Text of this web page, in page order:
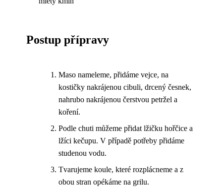
Postup přípravy
Maso nameleme, přidáme vejce, na
kostičky nakrájenou cibuli, drcený česnek,
nahrubo nakrájenou čerstvou petržel a
koření.
Podle chuti můžeme přidat lžičku hořčice a
lžíci kečupu. V případě potřeby přidáme
studenou vodu.
Tvarujeme koule, které rozplácneme a z
obou stran opékáme na grilu.